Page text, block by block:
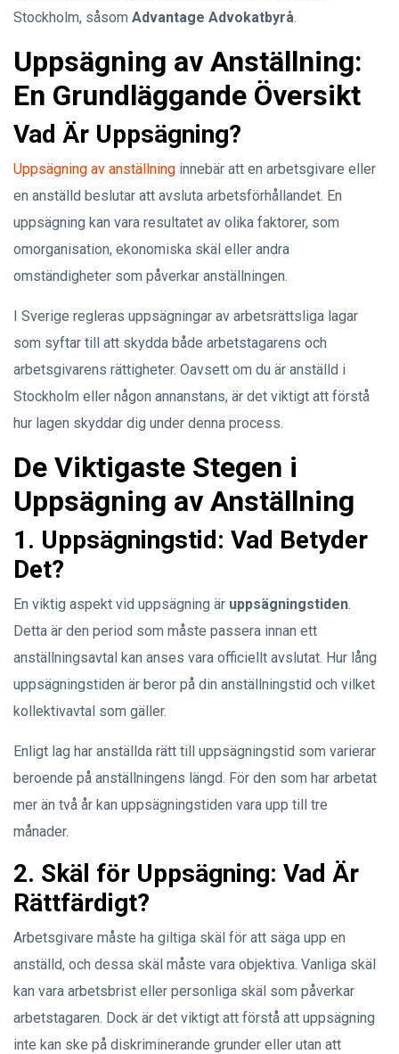
Stockholm, såsom Advantage Advokatbyrå.
Uppsägning av Anställning:
En Grundläggande Översikt
Vad Är Uppsägning?
Uppsägning av anställning innebär att en arbetsgivare eller
en anställd beslutar att avsluta arbetsförhållandet. En
uppsägning kan vara resultatet av olika faktorer, som
omorganisation, ekonomiska skäl eller andra
omständigheter som påverkar anställningen.
I Sverige regleras uppsägningar av arbetsrättsliga lagar
som syftar till att skydda både arbetstagarens och
arbetsgivarens rättigheter. Oavsett om du är anställd i
Stockholm eller någon annanstans, är det viktigt att förstå
hur lagen skyddar dig under denna process.
De Viktigaste Stegen i
Uppsägning av Anställning
1. Uppsägningstid: Vad Betyder
Det?
En viktig aspekt vid uppsägning är uppsägningstiden.
Detta är den period som måste passera innan ett
anställningsavtal kan anses vara officiellt avslutat. Hur lång
uppsägningstiden är beror på din anställningstid och vilket
kollektivavtal som gäller.
Enligt lag har anställda rätt till uppsägningstid som varierar
beroende på anställningens längd. För den som har arbetat
mer än två år kan uppsägningstiden vara upp till tre
månader.
2. Skäl för Uppsägning: Vad Är
Rättfärdigt?
Arbetsgivare måste ha giltiga skäl för att säga upp en
anställd, och dessa skäl måste vara objektiva. Vanliga skäl
kan vara arbetsbrist eller personliga skäl som påverkar
arbetstagaren. Dock är det viktigt att förstå att uppsägning
inte kan ske på diskriminerande grunder eller utan att